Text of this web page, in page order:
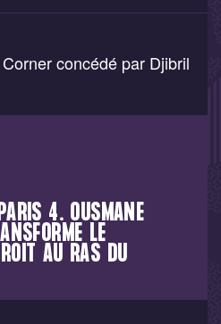
concédé par Djibril
4. OUSMANE
LE
AU RAS DU